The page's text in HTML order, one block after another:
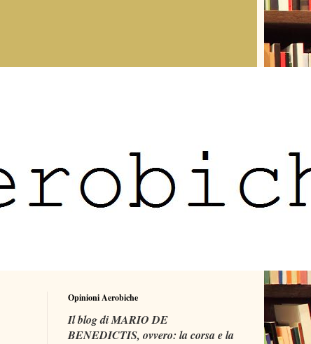
Opinioni Aerobiche
Il blog di MARIO DE
BENEDICTIS, ovvero: la corsa e la